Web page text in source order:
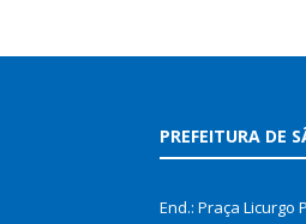
PREFEITURA DE
End.: Praça Licurgo